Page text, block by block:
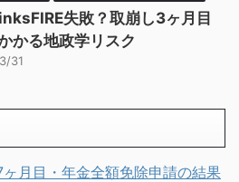
失敗？取崩し3ヶ月目
かる地政学リスク
31
月目・年金全額免除申請の結果